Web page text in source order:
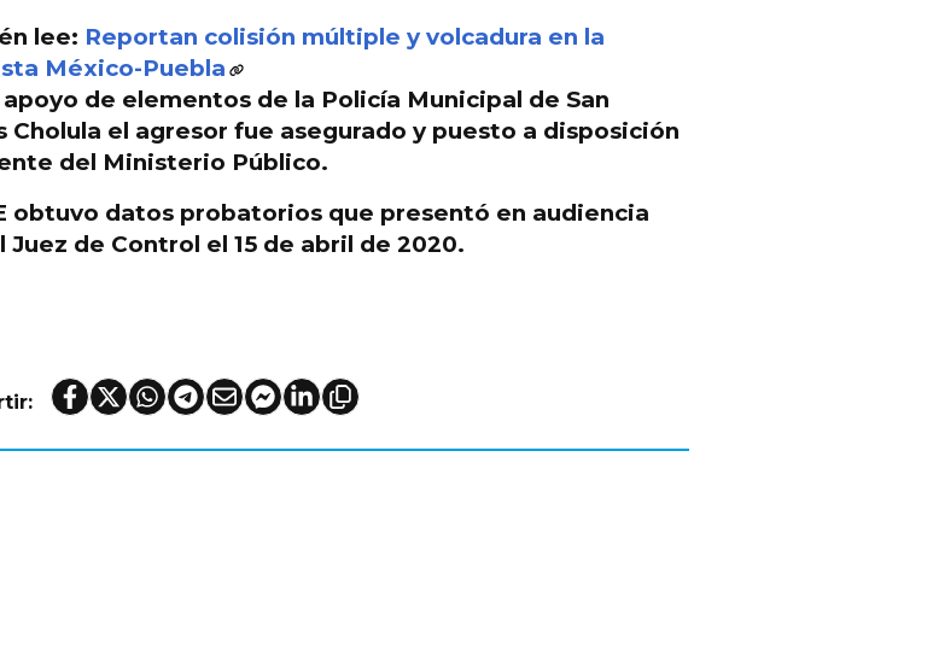
lee: Reportan colisión múltiple y volcadura en la
México-Puebla
apoyo de elementos de la Policía Municipal de San
Cholula el agresor fue asegurado y puesto a disposición
del Ministerio Público.
obtuvo datos probatorios que presentó en audiencia
Juez de Control el 15 de abril de 2020.